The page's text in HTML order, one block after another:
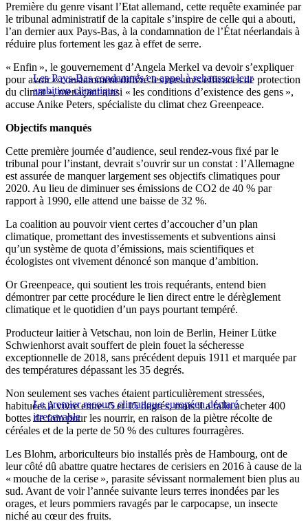
Première du genre visant l’Etat allemand, cette requête examinée par
le tribunal administratif de la capitale s’inspire de celle qui a abouti,
l’an dernier aux Pays-Bas, à la condamnation de l’État néerlandais à
réduire plus fortement les gaz à effet de serre.
Les Pays-Bas condamnés en appel à rehausser leur
ambition climatique
« Enfin », le gouvernement d’Angela Merkel va devoir s’expliquer
pour avoir « constamment différé les mesures efficaces de protection
du climat », menaçant ainsi « les conditions d’existence des gens »,
accuse Anike Peters, spécialiste du climat chez Greenpeace.
Objectifs manqués
Cette première journée d’audience, seul rendez-vous fixé par le
tribunal pour l’instant, devrait s’ouvrir sur un constat : l’Allemagne
est assurée de manquer largement ses objectifs climatiques pour
2020. Au lieu de diminuer ses émissions de CO2 de 40 % par
rapport à 1990, elle attend une baisse de 32 %.
La coalition au pouvoir vient certes d’accoucher d’un plan
climatique, promettant des investissements et subventions ainsi
qu’un système de quota d’émissions, mais scientifiques et
écologistes ont vivement dénoncé son manque d’ambition.
Or Greenpeace, qui soutient les trois requérants, entend bien
démontrer par cette procédure le lien direct entre le dérèglement
climatique et le quotidien d’un pays pourtant tempéré.
Producteur laitier à Vetschau, non loin de Berlin, Heiner Lütke
Schwienhorst avait souffert de plein fouet la sécheresse
exceptionnelle de 2018, sans précédent depuis 1911 et marquée par
des températures dépassant les 35 degrés.
Le premier recours climatique européen déclaré
irrecevable
Non seulement ses vaches étaient particulièrement stressées,
habituées à vivre entre -5 et 15 degrés, mais il a fallu acheter 400
bottes de foin pour les nourrir, en raison de la piètre récolte de
céréales et de la perte de 50 % des cultures fourragères.
Les Blohm, arboriculteurs bio installés près de Hambourg, ont de
leur côté dû abattre quatre hectares de cerisiers en 2016 à cause de la
« mouche de la cerise », parasite sévissant normalement bien plus au
sud. Avant de voir l’année suivante leurs terres inondées par les
orages, et leurs pommiers ravagés par le carpocapse, un insecte
niché au cœur des fruits.